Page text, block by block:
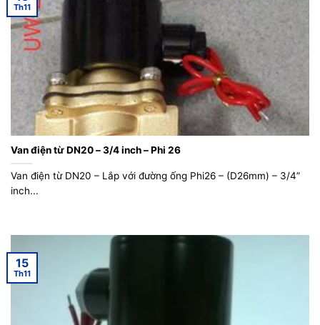
Van điện từ DN20 – 3/4 inch – Phi 26
Van điện từ DN20 – Lắp với đường ống Phi26 – (D26mm) – 3/4”
inch...
Th11
15
Th11